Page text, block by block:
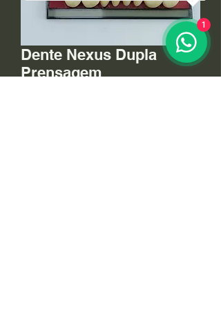
Dente Nexus Dupla
Prensagem
1